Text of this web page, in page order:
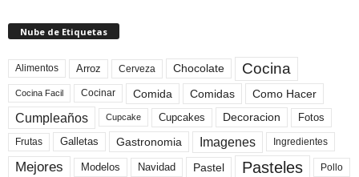
Nube de Etiquetas
Alimentos Arroz Cerveza Chocolate Cocina
Cocina Facil Cocinar Comida Comidas Como Hacer
Cumpleaños Cupcake Cupcakes Decoracion Fotos
Frutas Galletas Gastronomia Imagenes Ingredientes
Mejores Modelos Navidad Pastel Pasteles Pollo